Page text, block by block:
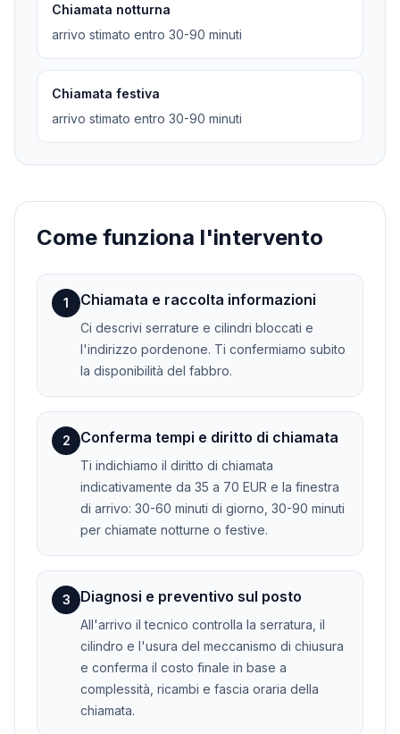
Chiamata notturna
arrivo stimato entro 30-90 minuti
Chiamata festiva
arrivo stimato entro 30-90 minuti
Come funziona l'intervento
1 Chiamata e raccolta informazioni
Ci descrivi serrature e cilindri bloccati e
l'indirizzo pordenone. Ti confermiamo subito
la disponibilità del fabbro.
2 Conferma tempi e diritto di chiamata
Ti indichiamo il diritto di chiamata
indicativamente da 35 a 70 EUR e la finestra
di arrivo: 30-60 minuti di giorno, 30-90 minuti
per chiamate notturne o festive.
3 Diagnosi e preventivo sul posto
All'arrivo il tecnico controlla la serratura, il
cilindro e l'usura del meccanismo di chiusura
e conferma il costo finale in base a
complessità, ricambi e fascia oraria della
chiamata.